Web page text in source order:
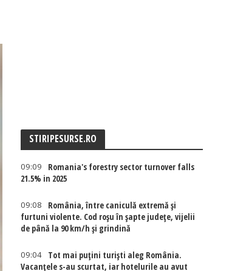
STIRIPESURSE.RO
09:09
Romania's forestry sector turnover falls
21.5% in 2025
09:08
România, între caniculă extremă și
furtuni violente. Cod roșu în șapte județe, vijelii
de până la 90 km/h și grindină
09:04
Tot mai puțini turiști aleg România.
Vacanțele s-au scurtat, iar hotelurile au avut